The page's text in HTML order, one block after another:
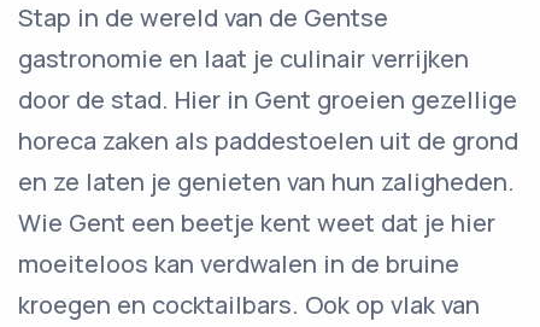
Stap in de wereld van de Gentse
gastronomie en laat je culinair verrijken
door de stad. Hier in Gent groeien gezellige
horeca zaken als paddestoelen uit de grond
en ze laten je genieten van hun zaligheden.
Wie Gent een beetje kent weet dat je hier
moeiteloos kan verdwalen in de bruine
kroegen en cocktailbars. Ook op vlak van